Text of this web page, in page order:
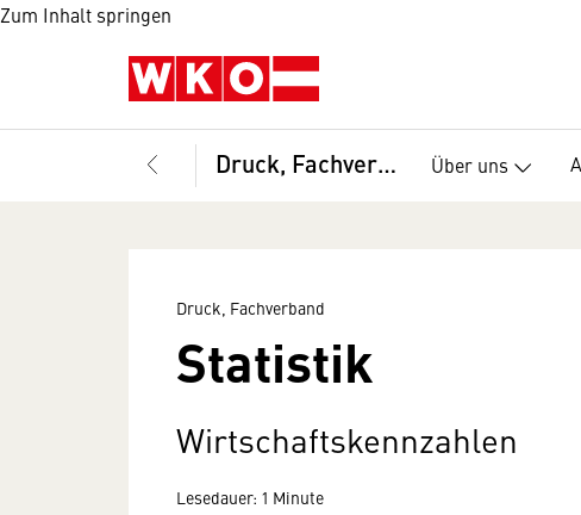
Zum Inhalt springen
Druck, Fachverband Über uns
Druck, Fachverband
Statistik
Wirtschaftskennzahlen
Lesedauer: 1 Minute